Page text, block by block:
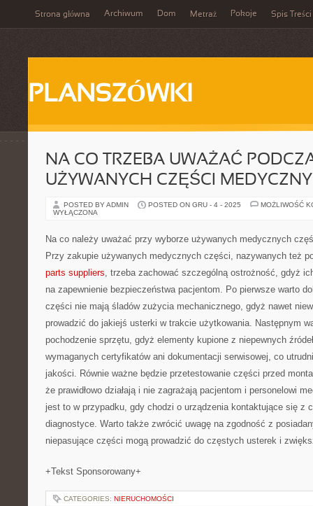
Strona główna Archiwum Dom Metraż Pokoje Spis Treści
PLANSZÓWKI
NA CO TRZEBA UWAŻAĆ
UŻYWANYCH CZĘŚCI
POSTED BY ADMIN POSTED ON GRU - 4 - 2025
MOŻLIWOŚĆ
WYŁĄCZONA
Na co należy uważać przy wyborze używanych medycznych
Przy zakupie używanych medycznych części, nazywanych też
parts suppliers, trzeba zachować szczególną ostrożność, gdyż
na zapewnienie bezpieczeństwa pacjentom. Po pierwsze warto
części nie mają śladów zużycia mechanicznego, gdyż nawet
prowadzić do jakiejś usterki w trakcie użytkowania. Następnym
pochodzenie sprzętu, gdyż elementy kupione z niepewnych
wymaganych certyfikatów ani dokumentacji serwisowej, co
jakości. Równie ważne będzie przetestowanie części przed
że prawidłowo działają i nie zagrażają pacjentom i personelowi
jest to w przypadku, gdy chodzi o urządzenia kontaktujące się z
diagnostyce. Warto także zwrócić uwagę na zgodność z
niepasujące części mogą prowadzić do częstych usterek i
+Tekst Sponsorowany+
CATEGORIES: NIERUCHOMOŚCI